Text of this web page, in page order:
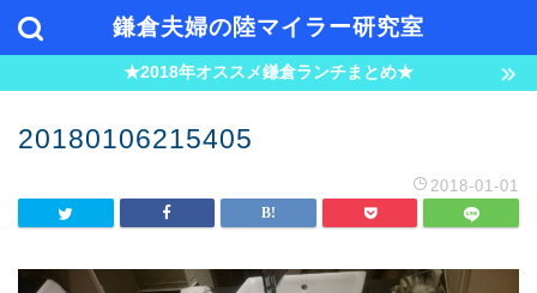
鎌倉夫婦の陸マイラー研究室
★2018年オススメ鎌倉ランチまとめ★
20180106215405
2018-01-01